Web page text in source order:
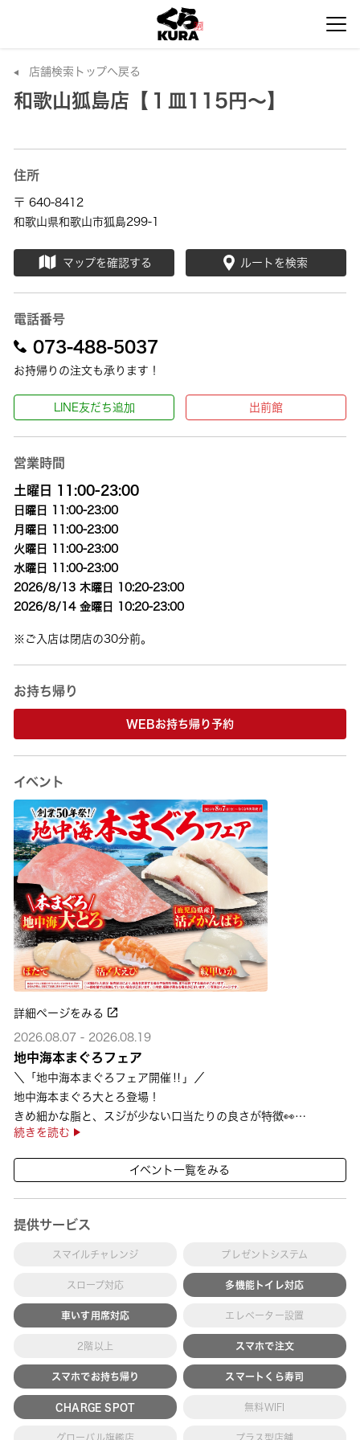
店舗検索トップへ戻る
和歌山狐島店【１皿115円～】
住所
〒 640-8412
和歌山県和歌山市狐島299-1
マップを確認する ルートを検索
電話番号
073-488-5037
お持帰りの注文も承ります！
LINE友だち追加 出前館
営業時間
土曜日 11:00-23:00
日曜日 11:00-23:00
月曜日 11:00-23:00
火曜日 11:00-23:00
水曜日 11:00-23:00
2026/8/13 木曜日 10:20-23:00
2026/8/14 金曜日 10:20-23:00
※ご入店は閉店の30分前。
お持ち帰り
WEBお持ち帰り予約
イベント
詳細ページをみる
2026.08.07 - 2026.08.19
地中海本まぐろフェア
＼「地中海本まぐろフェア開催‼」／
地中海本まぐろ大とろ登場！
きめ細かな脂と、スジが少ない口当たりの良さが特徴👀
さらに、鹿児島で育った高級魚【鹿児島県産活〆かんぱち】など
続きを読む
イベント一覧をみる
提供サービス
スマイルチャレンジ プレゼントシステム
スロープ対応 多機能トイレ対応
車いす用席対応 エレベーター設置
2階以上 スマホで注文
スマホでお持ち帰り スマートくら寿司
CHARGE SPOT 無料WIFI
グローバル旗艦店 プラス型店舗